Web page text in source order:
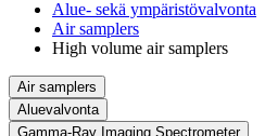
Alue- sekä ympäristövalvonta
Air samplers
High volume air samplers
Air samplers
Aluevalvonta
Gamma-Ray Imaging Spectrometer